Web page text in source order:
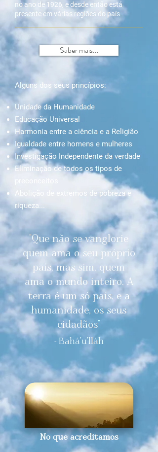
no ano de 1926, e desde então está
presente em várias regiões do país
Saber mais...
Alguns dos seus princípios:
Unidade da Humanidade
Educação Universal
Harmonia entre a ciência e a Religião
Igualdade entre homens e mulheres
Investigação Independente da verdade
Eliminação de todos os tipos de
Abolição de extremos de pobreza e
riqueza...
"Que não se vanglorie
quem ama o seu próprio
país, mas sim, quem
ama o mundo inteiro. A
terra é um só país, e a
humanidade, os seus
cidadãos"
- Bahá'u'lláh
No que acreditamos